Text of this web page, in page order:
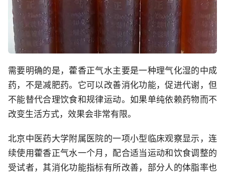
需要明确的是，藿香正气水主要是一种理气化湿的中成
药，不是减肥药。它可以改善消化功能，促进代谢，但
不能替代合理饮食和规律运动。如果单纯依赖药物而不
改变生活方式，效果会非常有限。
北京中医药大学附属医院的一项小型临床观察显示，连
续使用藿香正气水一个月，配合适当运动和饮食调整的
受试者，其消化功能指标有所改善，部分人的体脂率也